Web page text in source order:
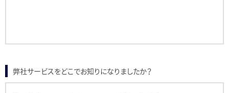
弊社サービスをどこでお知りになりましたか？